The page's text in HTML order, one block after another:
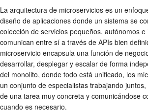
La arquitectura de microservicios es un
diseño de aplicaciones donde un sistema se
colección de servicios pequeños, autónomos
comunican entre sí a través de APIs bien
microservicio encapsula una función de
desarrollar, desplegar y escalar de forma
del monolito, donde todo está unificado, los
un conjunto de especialistas trabajando
de una tarea muy concreta y comunicándose
cuando es necesario.